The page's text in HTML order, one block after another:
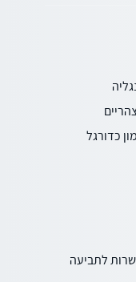
כדורגל
לתביעה